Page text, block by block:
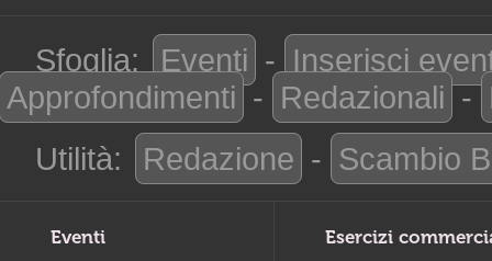
Sfoglia: Eventi - Inserisci
Approfondimenti - Redazionali -
Utilità:
Redazione - Scambio
Eventi Esercizi